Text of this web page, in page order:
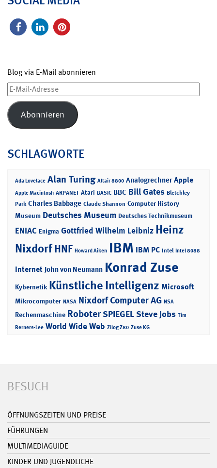
Blog via E-Mail abonnieren
E-
Mail-
Adresse
Abonnieren
SCHLAGWORTE
Ada Lovelace Alan Turing Altair 8800 Analogrechner Apple
Apple Macintosh ARPANET Atari BASIC BBC Bill Gates Bletchley
Park Charles Babbage Claude Shannon Computer History
Museum Deutsches Museum Deutsches Technikmuseum
ENIAC Enigma Gottfried Wilhelm Leibniz Heinz
NixdorfHNF Howard Aiken IBM IBM PC Intel Intel 8088
Internet John von Neumann Konrad Zuse
Kybernetik Künstliche Intelligenz Microsoft
Mikrocomputer NASA Nixdorf Computer AG NSA
Rechenmaschine RoboterSPIEGELSteve Jobs Tim
Berners-Lee World Wide Web Zilog Z80 Zuse KG
BESUCH
ÖFFNUNGSZEITEN UND PREISE
FÜHRUNGEN
MULTIMEDIAGUIDE
KINDER UND JUGENDLICHE